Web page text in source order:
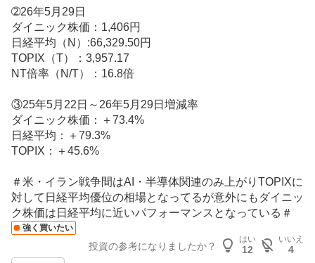
➁26年5月29日
ダイニック株価：1,406円
日経平均（N）:66,329.50円
TOPIX（T）：3,957.17
NT倍率（N/T）：16.8倍
③25年5月22日～26年5月29日増減率
ダイニック株価：＋73.4%
日経平均：＋79.3%
TOPIX：＋45.6%
＃米・イラン戦争間はAI・ 半導体関連のみ上がりTOPIXに
対して日経平均優位の相場となってるが意外にもダイニッ
ク株価は日経平均に近いパフォーマンスとなっている＃
強く買いたい
投資の参考になりましたか？
はい
12
いいえ
4